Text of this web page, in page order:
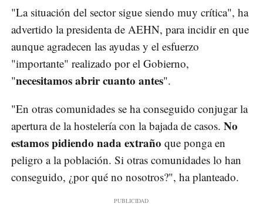
"La situación del sector sigue siendo muy crítica", ha
advertido la presidenta de AEHN, para incidir en que
aunque agradecen las ayudas y el esfuerzo
"importante" realizado por el Gobierno,
"necesitamos abrir cuanto antes".
"En otras comunidades se ha conseguido conjugar la
apertura de la hostelería con la bajada de casos. No
estamos pidiendo nada extraño que ponga en
peligro a la población. Si otras comunidades lo han
conseguido, ¿por qué no nosotros?", ha planteado.